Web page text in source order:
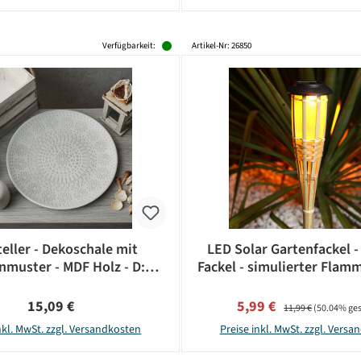
Verfügbarkeit:
- Dekoschale mit
- MDF Holz - D:
Regulärer Preis:
15,09 €
MwSt. zzgl. Versandkosten
Artikel-Nr: 26850
LED Solar Gartenfackel
Fackel - simulierter
Verkaufspreis:
5,99 € Regulärer Preis:
11,99 €(50.04%
Preise inkl. MwSt. zzgl.